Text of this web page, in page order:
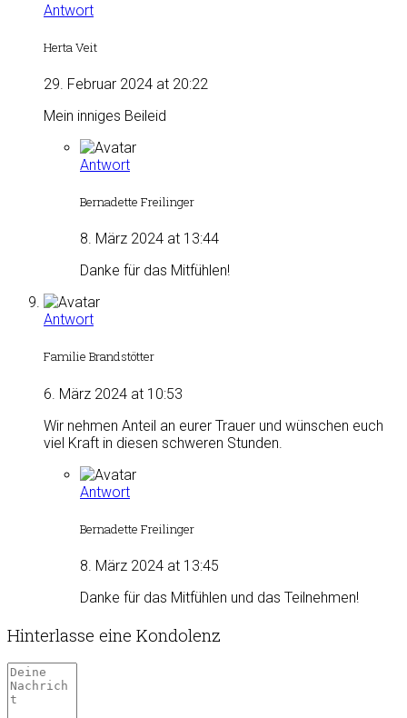
Antwort
Herta Veit
29. Februar 2024 at 20:22
Mein inniges Beileid
Antwort
Bernadette Freilinger
8. März 2024 at 13:44
Danke für das Mitfühlen!
Antwort
Familie Brandstötter
6. März 2024 at 10:53
Wir nehmen Anteil an eurer Trauer und wünschen euch
viel Kraft in diesen schweren Stunden.
Antwort
Bernadette Freilinger
8. März 2024 at 13:45
Danke für das Mitfühlen und das Teilnehmen!
Hinterlasse eine Kondolenz